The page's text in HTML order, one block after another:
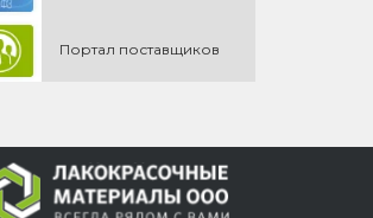
Портал поставщиков